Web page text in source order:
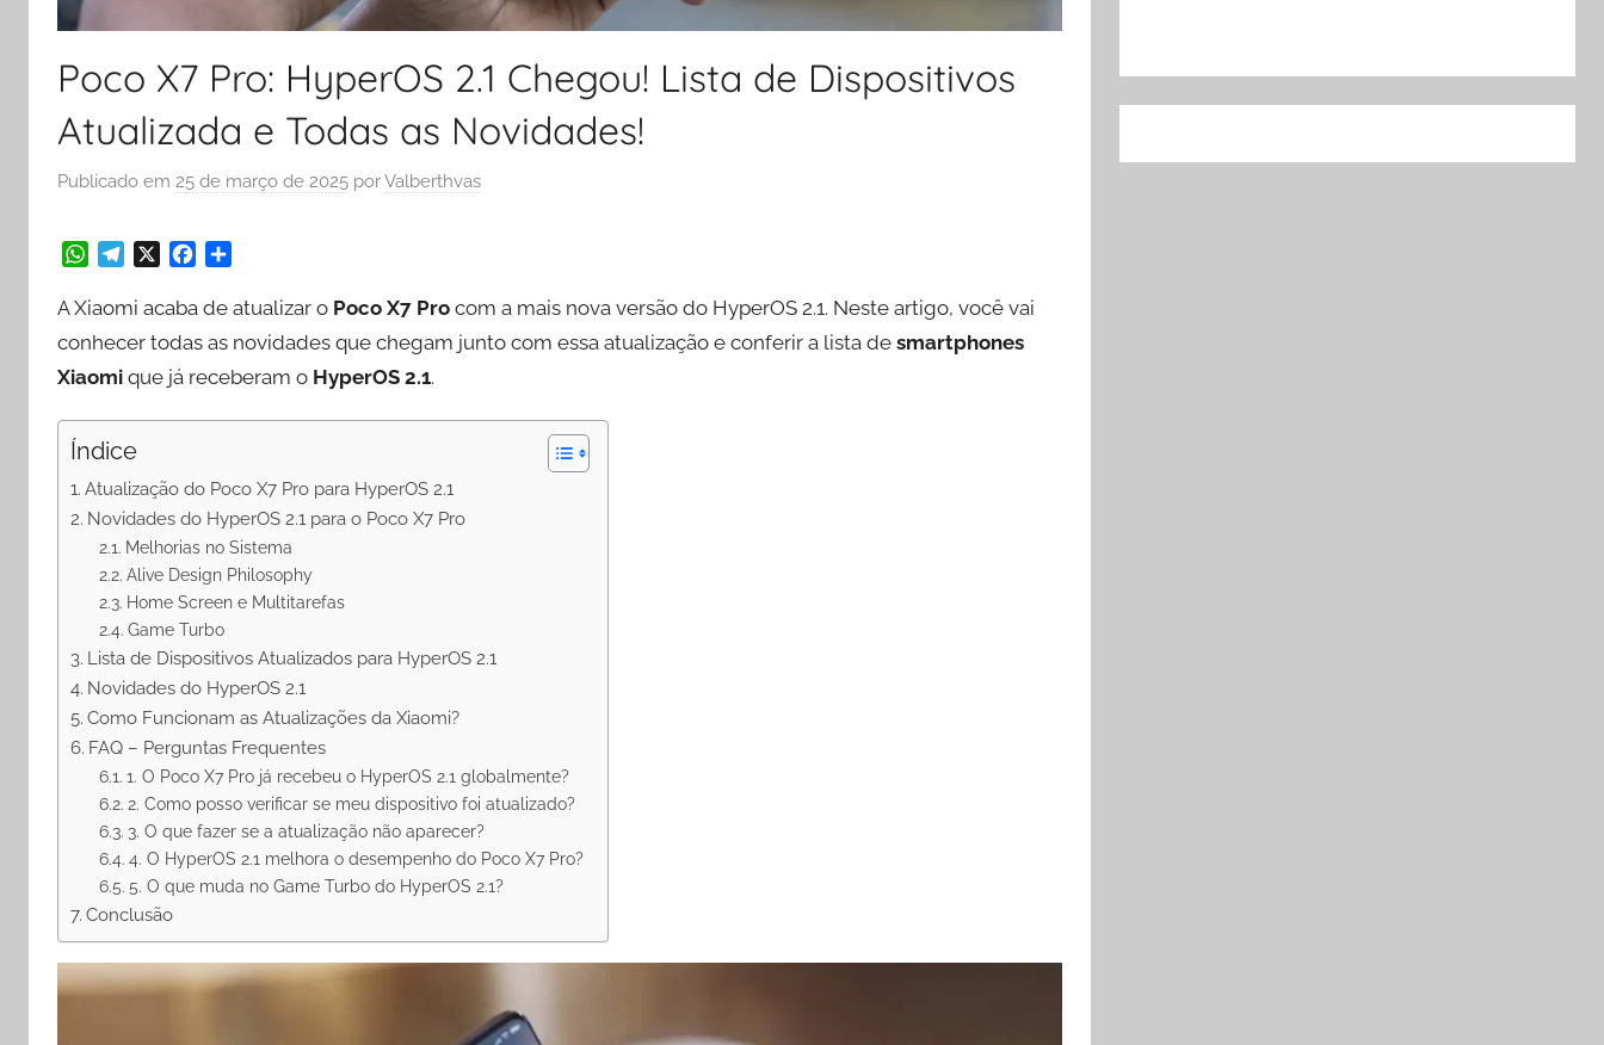
Poco X7 Pro: HyperOS 2.1 Chegou! Lista de Dispositivos
Atualizada e Todas as Novidades!
Publicado em 25 de março de 2025 porValberthvas
h
s
p
p
e
g
a
m
a
c
b
h
e
A Xiaomi acaba de atualizar o Poco X7 Pro com a mais nova versão do HyperOS 2.1. Neste artigo, você vai
conhecer todas as novidades que chegam junto com essa atualização e conferir a lista de smartphones
Xiaomi que já receberam o HyperOS 2.1.
Índice
Atualização do Poco X7 Pro para HyperOS 2.1
Novidades do HyperOS 2.1 para o Poco X7 Pro
Melhorias no Sistema
Alive Design Philosophy
Home Screen e Multitarefas
Game Turbo
Lista de Dispositivos Atualizados para HyperOS 2.1
Novidades do HyperOS 2.1
Como Funcionam as Atualizações da Xiaomi?
FAQ – Perguntas Frequentes
1. O Poco X7 Pro já recebeu o HyperOS 2.1 globalmente?
2. Como posso verificar se meu dispositivo foi atualizado?
3. O que fazer se a atualização não aparecer?
4. O HyperOS 2.1 melhora o desempenho do Poco X7 Pro?
5. O que muda no Game Turbo do HyperOS 2.1?
Conclusão